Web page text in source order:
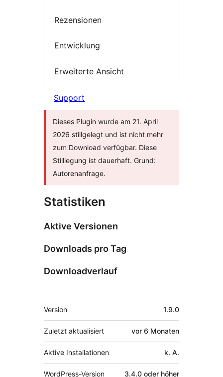
Rezensionen
Entwicklung
Erweiterte Ansicht
Support
Dieses Plugin wurde am 21. April
2026 stillgelegt und ist nicht mehr
zum Download verfügbar. Diese
Stilllegung ist dauerhaft. Grund:
Autorenanfrage.
Statistiken
Aktive Versionen
Downloads pro Tag
Downloadverlauf
Meta
Version 1.9.0
Zuletzt aktualisiert vor 6 Monaten
Aktive Installationen k. A.
WordPress-Version 3.4.0 oder höher